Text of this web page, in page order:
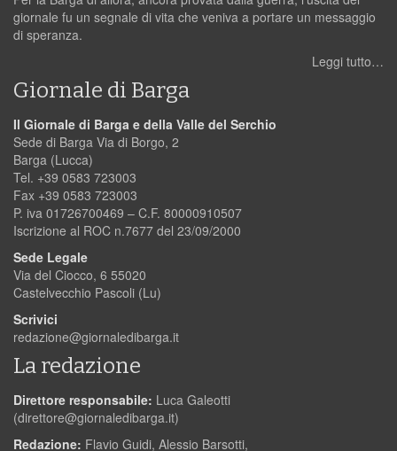
giornale fu un segnale di vita che veniva a portare un messaggio
di speranza.
Leggi tutto…
Giornale di Barga
Il Giornale di Barga e della Valle del Serchio
Sede di Barga Via di Borgo, 2
Barga (Lucca)
Tel. +39 0583 723003
Fax +39 0583 723003
P. iva 01726700469 – C.F. 80000910507
Iscrizione al ROC n.7677 del 23/09/2000
Sede Legale
Via del Ciocco, 6 55020
Castelvecchio Pascoli (Lu)
Scrivici
redazione@giornaledibarga.it
La redazione
Direttore responsabile: Luca Galeotti
(direttore@giornaledibarga.it)
Redazione: Flavio Guidi, Alessio Barsotti,